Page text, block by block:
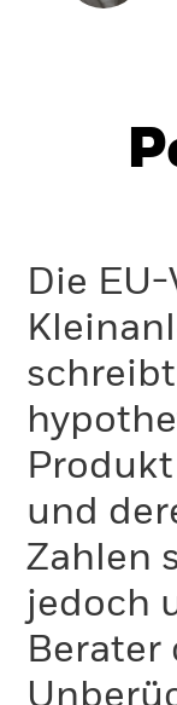
Die
und
Zahlen
jedoch
Berater